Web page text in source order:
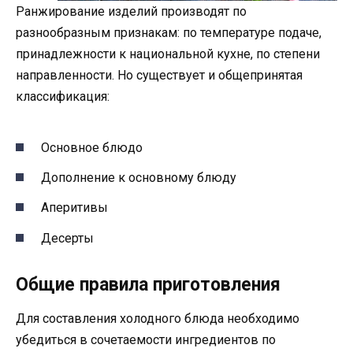
Ранжирование изделий производят по
разнообразным признакам: по температуре подаче,
принадлежности к национальной кухне, по степени
направленности. Но существует и общепринятая
классификация:
Основное блюдо
Дополнение к основному блюду
Аперитивы
Десерты
Общие правила приготовления
Для составления холодного блюда необходимо
убедиться в сочетаемости ингредиентов по